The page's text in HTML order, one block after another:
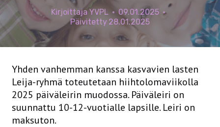
Kirjoittaja YVPL
09.01.2025
Päivitetty 28.01.2025
Yhden vanhemman kanssa kasvavien lasten
Leija-ryhmä toteutetaan hiihtolomaviikolla
2025 päiväleirin muodossa. Päiväleiri on
suunnattu 10-12-vuotialle lapsille. Leiri on
maksuton.